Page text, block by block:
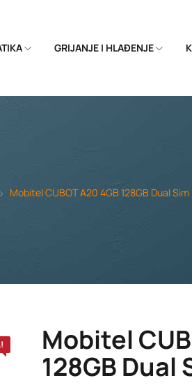
GRIJANJE I HLAĐENJE
Mobitel CUBOT A20 4GB 128GB Dual Sim
Mobitel
128GB Dual